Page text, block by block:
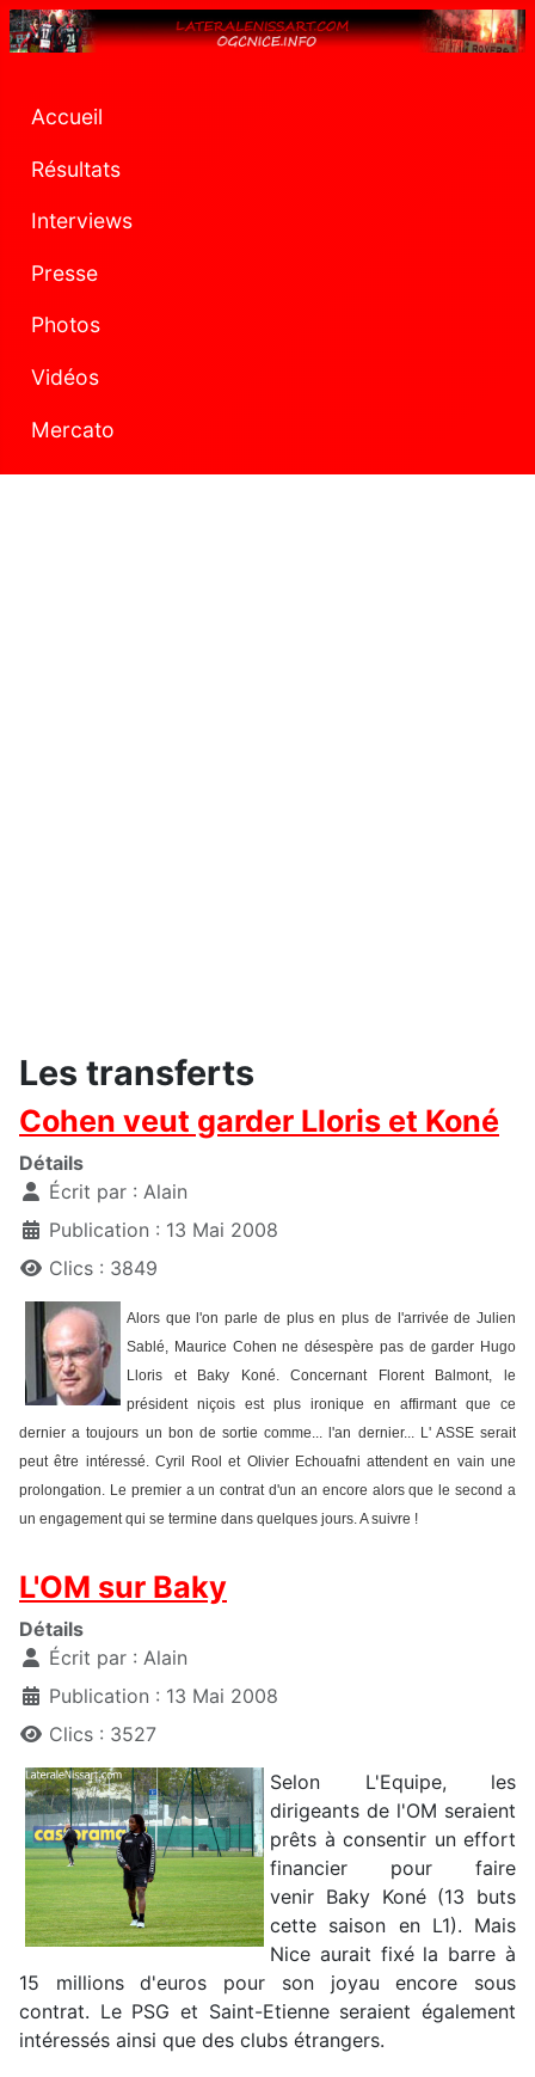
Accueil
Résultats
Interviews
Presse
Photos
Vidéos
Mercato
Les transferts
Cohen veut garder Lloris et Koné
Détails
Écrit par : Alain
Publication : 13 Mai 2008
Clics : 3849
Alors que l'on parle de plus en plus de l'arrivée de Julien
Sablé, Maurice Cohen ne désespère pas de garder Hugo
Lloris et Baky Koné. Concernant Florent Balmont, le
président niçois est plus ironique en affirmant que ce
dernier a toujours un bon de sortie comme... l'an dernier... L' ASSE serait
peut être intéressé. Cyril Rool et Olivier Echouafni attendent en vain une
prolongation. Le premier a un contrat d'un an encore alors que le second a
un engagement qui se termine dans quelques jours. A suivre !
L'OM sur Baky
Détails
Écrit par : Alain
Publication : 13 Mai 2008
Clics : 3527
Selon L'Equipe, les
dirigeants de l'OM seraient
prêts à consentir un effort
financier pour faire
venir Baky Koné (13 buts
cette saison en L1). Mais
Nice aurait fixé la barre à
15 millions d'euros pour son joyau encore sous
contrat. Le PSG et Saint-Etienne seraient également
intéressés ainsi que des clubs étrangers.